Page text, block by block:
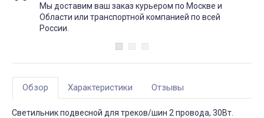
Мы доставим ваш заказ курьером по Москве и
Области или транспортной компанией по всей
России.
Обзор Характеристики Отзывы
Светильник подвесной для треков/шин 2 провода, 30Вт.